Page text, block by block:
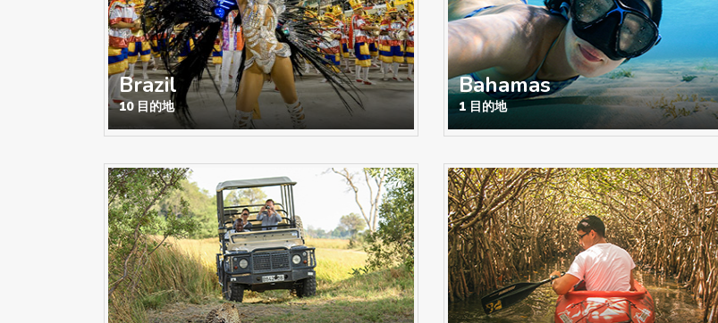
Brazil
10 目的地
Bahamas
1 目的地